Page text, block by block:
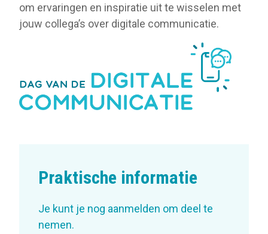
om ervaringen en inspiratie uit te wisselen met
jouw collega’s over digitale communicatie.
Praktische informatie
Je kunt je nog aanmelden om deel te
nemen.